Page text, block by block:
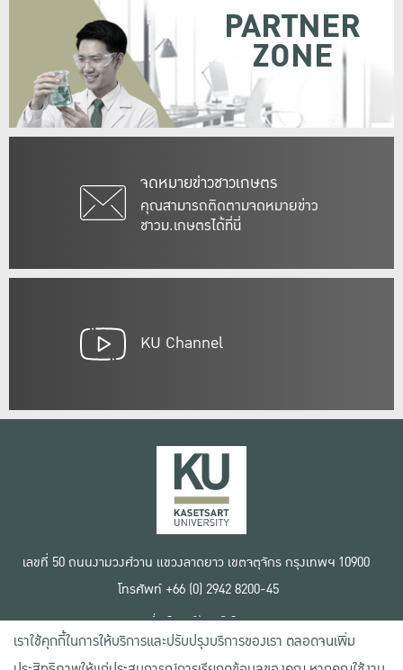
จดหมายข่าวชาวเกษตร
คุณสามารถติดตามจดหมายข่าว
ชาวม.เกษตรได้ที่นี่
PARTNER
ZONE
KU Channel
เลขที่ 50 ถนนงามวงศ์วาน แขวงลาดยาว เขตจตุจักร กรุงเทพฯ 10900
โทรศัพท์ +66 (0) 2942 8200-45
เงื่อนไขการใช้งานเว็บไซต์
ข้อตกลงด้านสิทธิ์ใช้งาน
นโยบายความเป็นส่วนตัว
เราใช้คุกกี้ในการให้บริการและปรับปรุงบริการของเรา ตลอดจนเพิ่ม